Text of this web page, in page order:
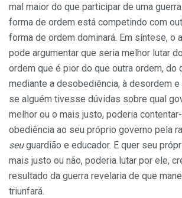
mal maior do que participar de uma
forma de ordem está competindo com
forma de ordem dominará. Em síntese, o
pode argumentar que seria melhor lutar
ordem que é pior do que outra ordem, do
mediante a desobediência, à desordem
se alguém tivesse dúvidas sobre qual
melhor ou o mais justo, poderia
obediência ao seu próprio governo pela
seuguardião e educador. E quer seu
mais justo ou não, poderia lutar por ele,
resultado da guerra revelaria de que
triunfará.